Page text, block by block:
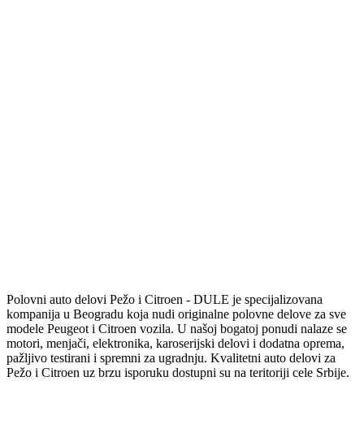
Polovni auto delovi Pežo i Citroen - DULE je specijalizovana
kompanija u Beogradu koja nudi originalne polovne delove za sve
modele Peugeot i Citroen vozila. U našoj bogatoj ponudi nalaze se
motori, menjači, elektronika, karoserijski delovi i dodatna oprema,
pažljivo testirani i spremni za ugradnju. Kvalitetni auto delovi za
Pežo i Citroen uz brzu isporuku dostupni su na teritoriji cele Srbije.